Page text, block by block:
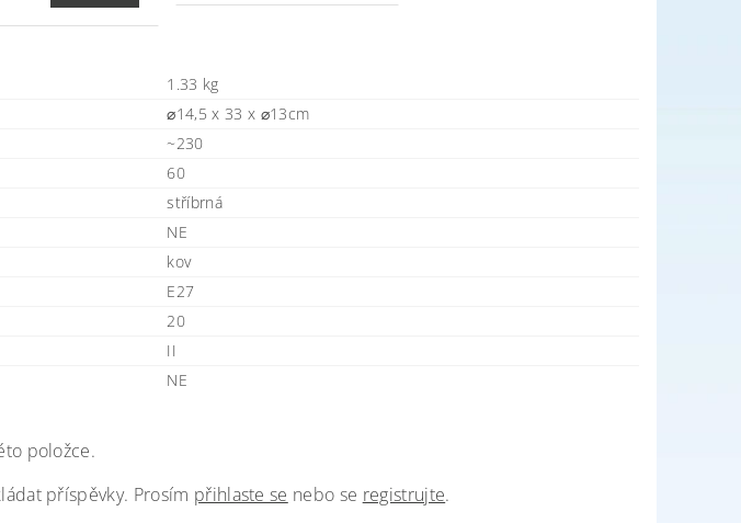
1.33 kg
⌀14,5 x 33 x ⌀13cm
~230
60
stříbrná
NE
kov
E27
20
II
NE
položce.
příspěvky. Prosím přihlaste se nebo se registrujte.